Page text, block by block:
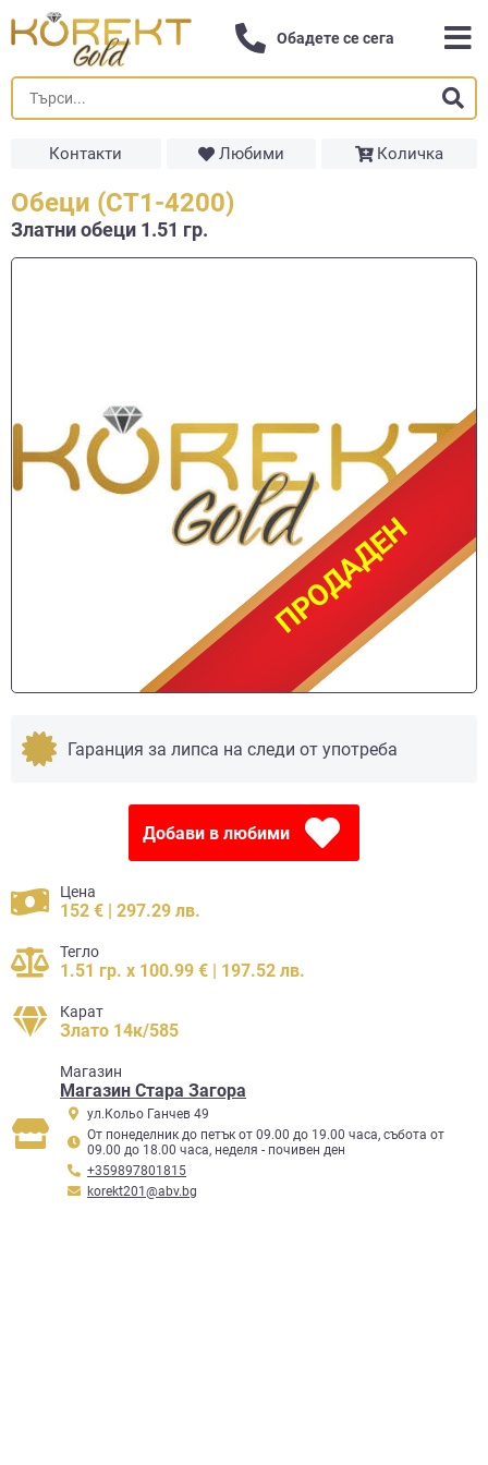
Обадете се сега
Контакти Любими Количка
Обеци (СТ1-4200)
Златни обеци 1.51 гр.
ПРОДАДЕН
ПРОДАДЕН
Гаранция за липса на следи от употреба
Добави в любими
Цена
152 € | 297.29 лв.
Тегло
1.51 гр. x 100.99 € | 197.52 лв.
Карат
Злато 14к/585
Mагазин
Магазин Стара Загора
ул.Кольо Ганчев 49
От понеделник до петък от 09.00 до 19.00 часа, събота от
09.00 до 18.00 часа, неделя - почивен ден
+359897801815
korekt201@abv.bg